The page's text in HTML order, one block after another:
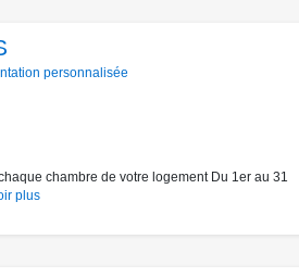
personnalisée
chambre de votre logement Du 1er au 31
plus